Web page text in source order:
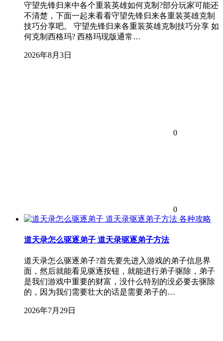
守望先锋归来中各个重装英雄如何克制?部分玩家可能还
不清楚，下面一起来看看守望先锋归来各重装英雄克制
技巧分享吧。 守望先锋归来各重装英雄克制技巧分享 如
何克制西格玛? 西格玛现版通常…
2026年8月3日
0
0
各种攻略
道天录怎么驱逐弟子 道天录驱逐弟子方法
道天录怎么驱逐弟子?首先要先进入游戏的弟子信息界
面，然后就能看见驱逐按钮，就能进行弟子驱除，弟子
是我们游戏中重要的财富，没什么特别的没必要去驱除
的，因为我们需要壮大的话是需要弟子的…
2026年7月29日